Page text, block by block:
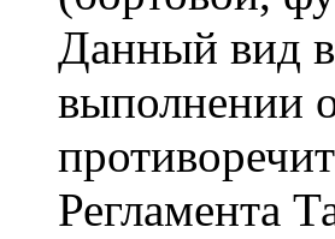
Данный вид
выполнении
Регламента